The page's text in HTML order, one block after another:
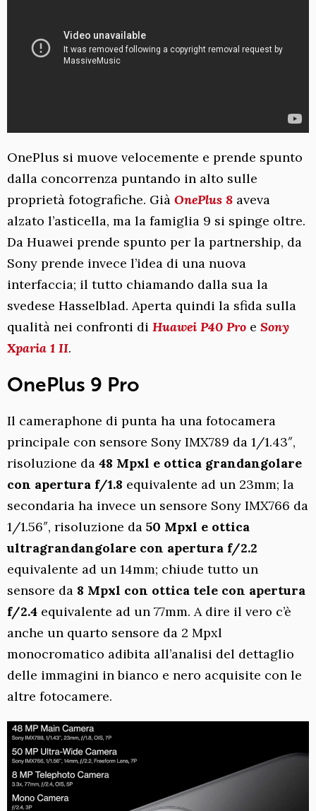
OnePlus si muove velocemente e prende spunto
dalla concorrenza puntando in alto sulle
proprietà fotografiche. Già OnePlus 8 aveva
alzato l’asticella, ma la famiglia 9 si spinge oltre.
Da Huawei prende spunto per la partnership, da
Sony prende invece l’idea di una nuova
interfaccia; il tutto chiamando dalla sua la
svedese Hasselblad. Aperta quindi la sfida sulla
qualità nei confronti di Huawei P40 Pro e Sony
Xparia 1 II.
OnePlus 9 Pro
Il cameraphone di punta ha una fotocamera
principale con sensore Sony IMX789 da 1/1.43″,
risoluzione da 48 Mpxl e ottica grandangolare
con apertura f/1.8 equivalente ad un 23mm; la
secondaria ha invece un sensore Sony IMX766 da
1/1.56″, risoluzione da 50 Mpxl e ottica
ultragrandangolare con apertura f/2.2
equivalente ad un 14mm; chiude tutto un
sensore da 8 Mpxl con ottica tele con apertura
f/2.4 equivalente ad un 77mm. A dire il vero c’è
anche un quarto sensore da 2 Mpxl
monocromatico adibita all’analisi del dettaglio
delle immagini in bianco e nero acquisite con le
altre fotocamere.